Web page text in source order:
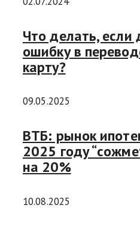
Что делать, если
ошибку в
карту?
09.05.2025
ВТБ: рынок
2025 году
на 20%
10.08.2025